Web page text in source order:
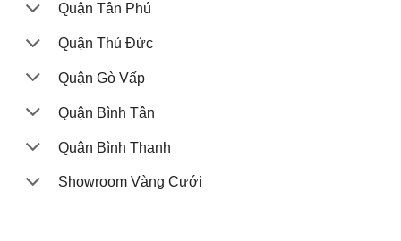
Quận Tân Phú
Quận Thủ Đức
Quận Gò Vấp
Quận Bình Tân
Quận Bình Thạnh
Showroom Vàng Cưới